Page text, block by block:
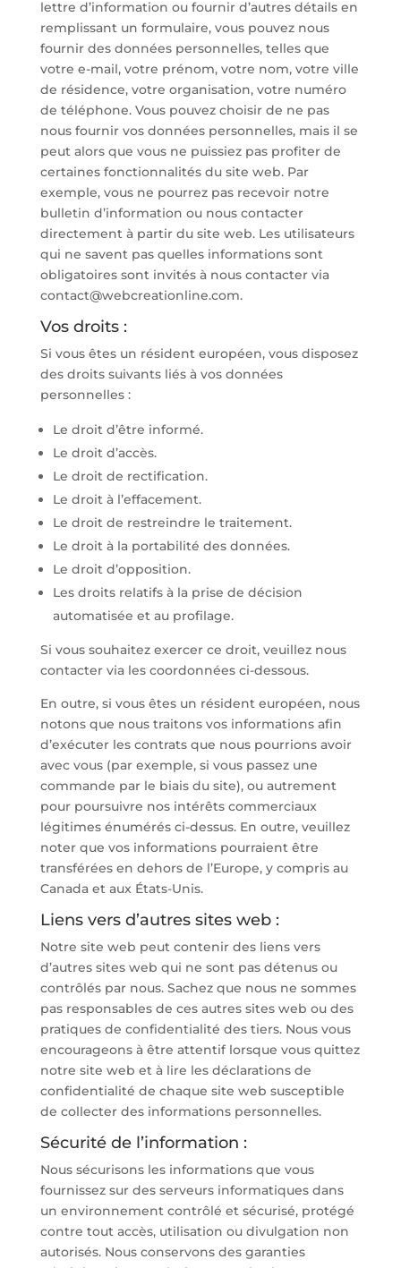
lettre d’information ou fournir d’autres détails en
remplissant un formulaire, vous pouvez nous
fournir des données personnelles, telles que
votre e-mail, votre prénom, votre nom, votre ville
de résidence, votre organisation, votre numéro
de téléphone. Vous pouvez choisir de ne pas
nous fournir vos données personnelles, mais il se
peut alors que vous ne puissiez pas profiter de
certaines fonctionnalités du site web. Par
exemple, vous ne pourrez pas recevoir notre
bulletin d’information ou nous contacter
directement à partir du site web. Les utilisateurs
qui ne savent pas quelles informations sont
obligatoires sont invités à nous contacter via
contact@webcreationline.com.
Vos droits :
Si vous êtes un résident européen, vous disposez
des droits suivants liés à vos données
personnelles :
Le droit d’être informé.
Le droit d’accès.
Le droit de rectification.
Le droit à l’effacement.
Le droit de restreindre le traitement.
Le droit à la portabilité des données.
Le droit d’opposition.
Les droits relatifs à la prise de décision
automatisée et au profilage.
Si vous souhaitez exercer ce droit, veuillez nous
contacter via les coordonnées ci-dessous.
En outre, si vous êtes un résident européen, nous
notons que nous traitons vos informations afin
d’exécuter les contrats que nous pourrions avoir
avec vous (par exemple, si vous passez une
commande par le biais du site), ou autrement
pour poursuivre nos intérêts commerciaux
légitimes énumérés ci-dessus. En outre, veuillez
noter que vos informations pourraient être
transférées en dehors de l’Europe, y compris au
Canada et aux États-Unis.
Liens vers d’autres sites web :
Notre site web peut contenir des liens vers
d’autres sites web qui ne sont pas détenus ou
contrôlés par nous. Sachez que nous ne sommes
pas responsables de ces autres sites web ou des
pratiques de confidentialité des tiers. Nous vous
encourageons à être attentif lorsque vous quittez
notre site web et à lire les déclarations de
confidentialité de chaque site web susceptible
de collecter des informations personnelles.
Sécurité de l’information :
Nous sécurisons les informations que vous
fournissez sur des serveurs informatiques dans
un environnement contrôlé et sécurisé, protégé
contre tout accès, utilisation ou divulgation non
autorisés. Nous conservons des garanties